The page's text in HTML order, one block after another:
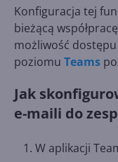
Konfiguracja tej
bieżącą
możliwość
poziomu Teams
Jak
e-maili do
W aplikacji